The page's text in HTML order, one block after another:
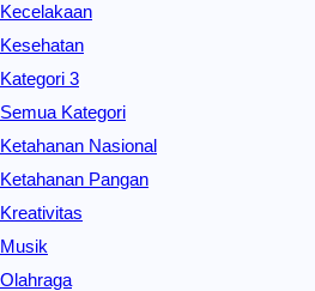
Kecelakaan
Kesehatan
Kategori 3
Semua Kategori
Ketahanan Nasional
Ketahanan Pangan
Kreativitas
Musik
Olahraga